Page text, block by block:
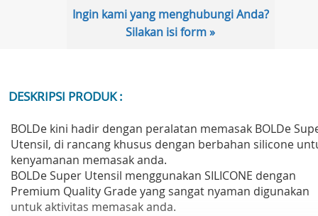
Ingin kami yang menghubungi Anda?
Silakan isi form »
DESKRIPSI PRODUK :
BOLDe kini hadir dengan peralatan memasak BOLDe
Utensil, di rancang khusus dengan berbahan silicone
kenyamanan memasak anda.
BOLDe Super Utensil menggunakan SILICONE dengan
Premium Quality Grade yang sangat nyaman digunakan
untuk aktivitas memasak anda.